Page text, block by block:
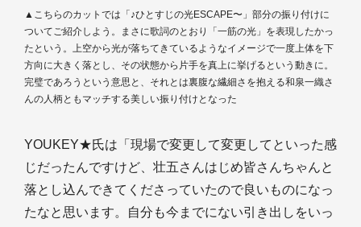
▲こちらのカットでは「♪ひとすじの光ESCAPE〜」部分の振り付けに
ついてご紹介しよう。まさに歌詞のとおり「一筋の光」を表現したかっ
たという。上空から光が落ちてきているようなイメージで一度上体を下
方向に大きく落とし、その状態から片手を真上に挙げるという動きに。
完璧であろうという意思と、それとは裏腹な繊細さを抱える和泉一織さ
んの人柄ともマッチする美しい振り付けとなった
YOUKEY★氏は「現場で変更して変更してといった感
じだったんですけど、壮五さんはじめ皆さんちゃんと
落とし込んできてくださっていたので良いものになっ
たなと思います。自分も今までにない引き出しをいっ